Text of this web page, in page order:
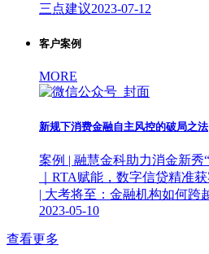
三点建议2023-07-12
客户案例
MORE
新规下消费金融自主风控的破局之法
案例 | 融慧金科助力消金新秀
｜RTA赋能，数字信贷精准
| 大考将至：金融机构如何跨
2023-05-10
查看更多